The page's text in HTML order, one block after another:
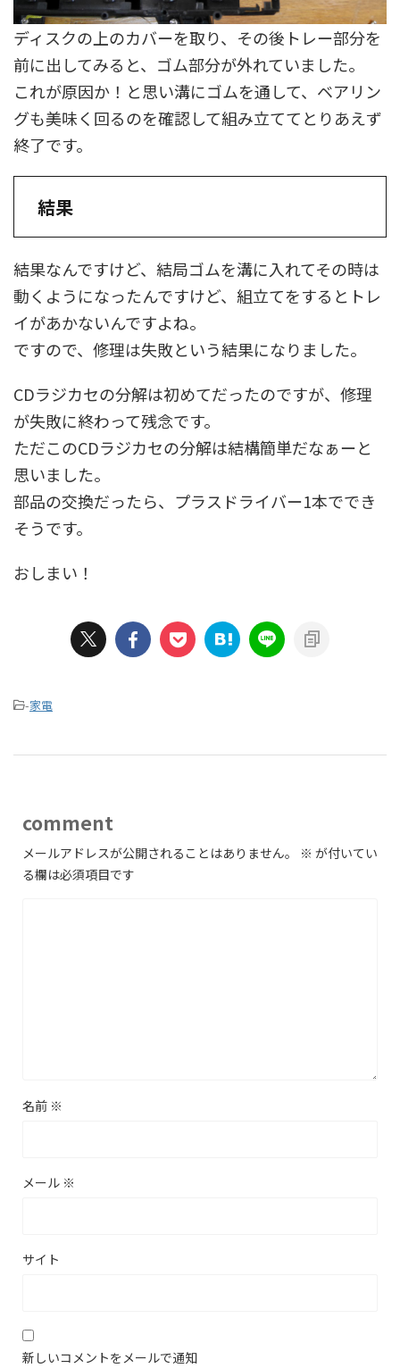
ディスクの上のカバーを取り、その後トレー部分を
前に出してみると、ゴム部分が外れていました。
これが原因か！と思い溝にゴムを通して、ベアリン
グも美味く回るのを確認して組み立ててとりあえず
終了です。
結果
結果なんですけど、結局ゴムを溝に入れてその時は
動くようになったんですけど、組立てをするとトレ
イがあかないんですよね。
ですので、修理は失敗という結果になりました。
CDラジカセの分解は初めてだったのですが、修理
が失敗に終わって残念です。
ただこのCDラジカセの分解は結構簡単だなぁーと
思いました。
部品の交換だったら、プラスドライバー1本ででき
そうです。
おしまい！
-家電
comment
メールアドレスが公開されることはありません。 ※ が付いてい
る欄は必須項目です
名前 ※
メール ※
サイト
新しいコメントをメールで通知